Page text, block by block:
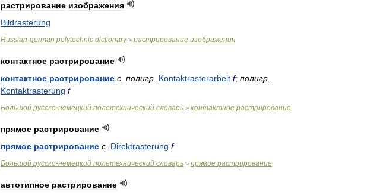
растрирование изображения
Bildrasterung
Russian-german polytechnic dictionary> растрирование изображения
контактное растрирование
контактное растрирование с полигр Kontaktrasterarbeit f; полигр
Kontaktrasterung f
Большой русско-немецкий полетехнический словарь > контактное растрирование
прямое растрирование
прямое растрирование с Direktrasterung f
Большой русско-немецкий полетехнический словарь > прямое растрирование
автотипное растрирование